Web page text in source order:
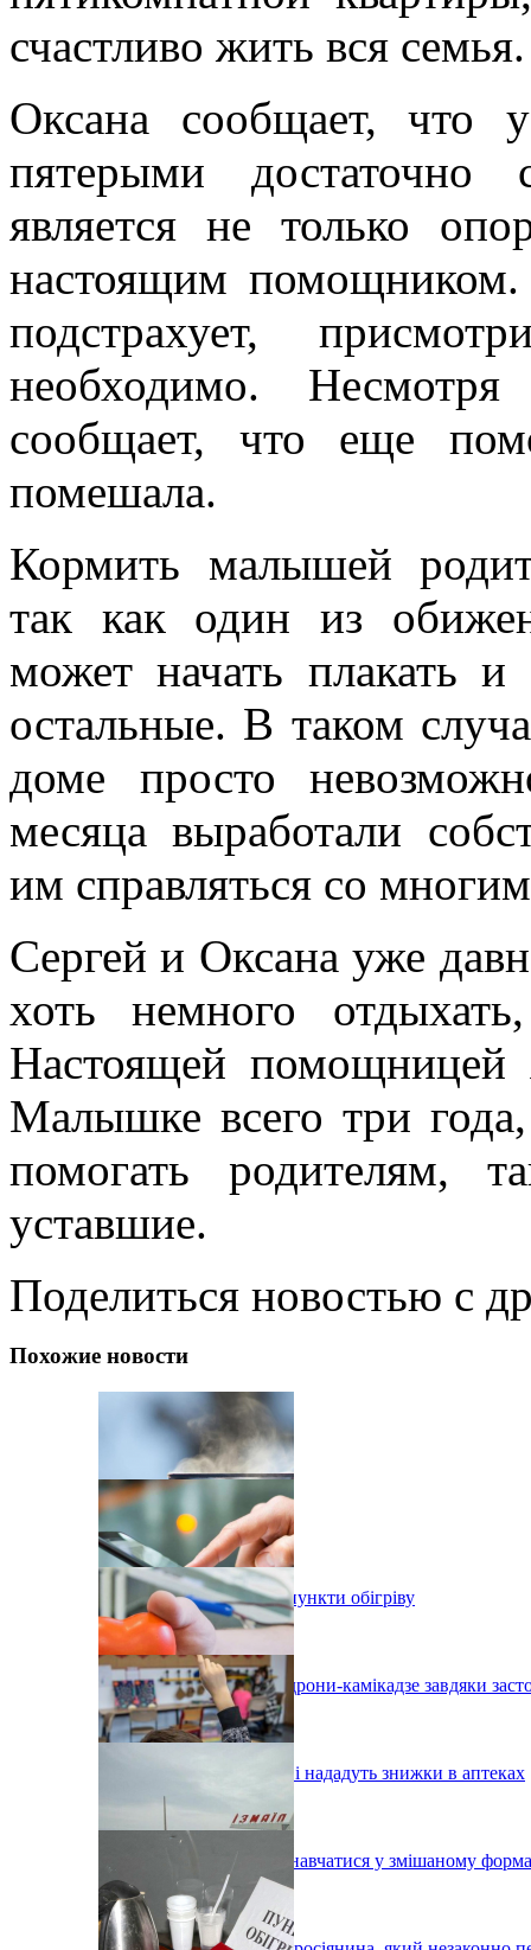
счастливо жить вся
Оксана сообщает, что
пятерыми
является не только
настоящим
подстрахует,
необходимо.
сообщает, что еще
помешала.
Кормить малышей
так как один из
может начать плакать
остальные. В таком
доме просто
месяца выработали
им справляться со
Сергей и Оксана уже
хоть немного
Настоящей помощницей
Малышке всего три
помогать родителям,
уставшие.
Поделиться новостью с
Похожие новости
В Одесі організовують пункти обігріву
На Одещині збили два дрони-камікадзе завдяки
Одеським донорам крові нададуть знижки в аптеках
У Вілково учні можуть навчатися у змішаному